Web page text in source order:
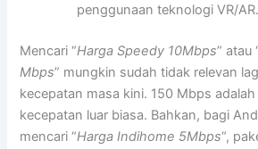
penggunaan teknologi VR/AR.
Mencari “Harga Speedy 10Mbps” atau
Mbps” mungkin sudah tidak relevan
kecepatan masa kini. 150 Mbps
kecepatan luar biasa. Bahkan, bagi
mencari “Harga Indihome 5Mbps“,